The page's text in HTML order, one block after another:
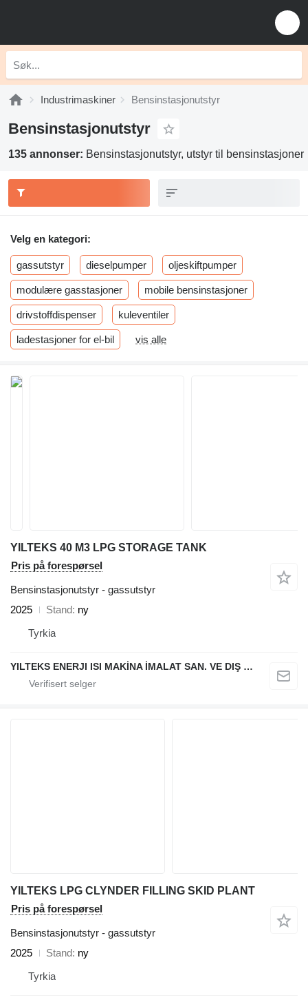
Industrimaskiner Bensinstasjonutstyr
Bensinstasjonutstyr
135 annonser: Bensinstasjonutstyr, utstyr til bensinstasjoner
Velg en kategori:
gassutstyr dieselpumper oljeskiftpumper
modulære gasstasjoner mobile bensinstasjoner
drivstoffdispenser kuleventiler
ladestasjoner for el-bil vis alle
YILTEKS 40 M3 LPG STORAGE TANK
Pris på forespørsel
Bensinstasjonutstyr - gassutstyr
2025
Stand ny
Tyrkia
YILTEKS ENERJI ISI MAKİNA İMALAT SAN. VE DIŞ TİC. LTD. ŞTİ.
YILTEKS LPG CLYNDER FILLING SKID PLANT
Pris på forespørsel
Bensinstasjonutstyr - gassutstyr
2025
Stand ny
Tyrkia